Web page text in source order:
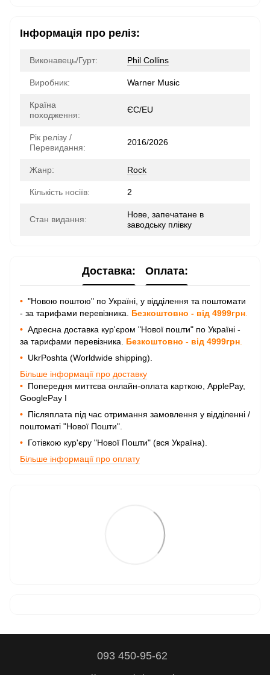
Інформація про реліз:
Виконавець/Гурт: Phil Collins
Виробник: Warner Music
Країна
походження:
ЄС/EU
Рік релізу /
Перевидання:
2016/2026
Жанр: Rock
Кількість носіїв: 2
Стан видання:
Нове, запечатане в
заводську плівку
Доставка: Оплата:
• "Новою поштою" по Україні, у відділення та поштомати
- за тарифами перевізника. Безкоштовно - від 4999грн
• Адресна доставка кур'єром "Нової пошти" по Україні -
за тарифами перевізника. Безкоштовно - від 4999грн
• UkrPoshta (Worldwide shipping).
Більше інформації про доставку
• Попередня миттєва онлайн-оплата карткою, ApplePay,
GooglePay I
• Післяплата під час отримання замовлення у відділенні /
поштоматі "Нової Пошти".
• Готівкою кур'єру "Нової Пошти" (вся Україна).
Більше інформації про оплату
093 450-95-62